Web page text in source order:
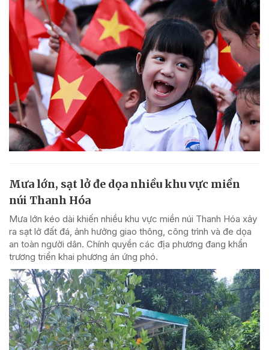
Mưa lớn, sạt lở đe dọa nhiều khu vực miền
núi Thanh Hóa
Mưa lớn kéo dài khiến nhiều khu vực miền núi Thanh Hóa xảy
ra sạt lở đất đá, ảnh hưởng giao thông, công trình và đe dọa
an toàn người dân. Chính quyền các địa phương đang khẩn
trương triển khai phương án ứng phó.